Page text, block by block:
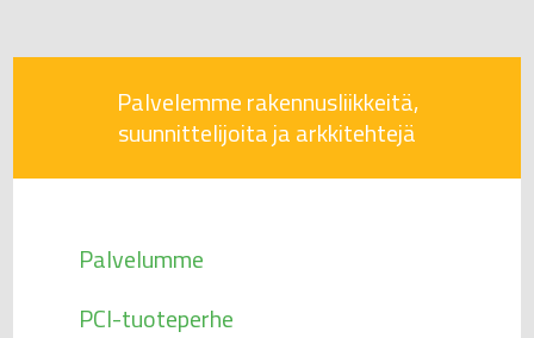
Palvelemme rakennusliikkeitä,
suunnittelijoita ja arkkitehtejä
Palvelumme
PCI-tuoteperhe